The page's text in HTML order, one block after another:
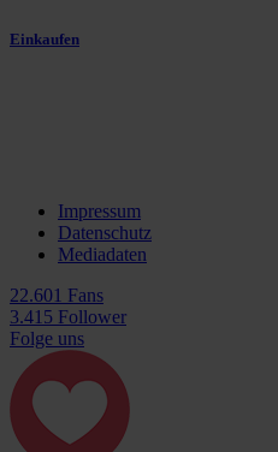
Einkaufen
Impressum
Datenschutz
Mediadaten
22.601 Fans
3.415 Follower
Folge uns